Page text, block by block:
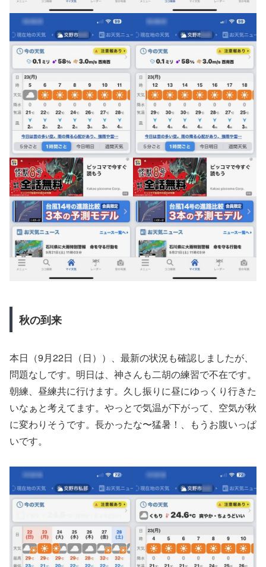
秋の到来
本日（9月22日（日））、最新の状況も確認しましたが、
問題なしです。明日は、神さんも二胡の練習で不在です。
朝練、昼練共に行けます。久し振りに昼にゆっくり行きた
いなぁと考えてます。やっとで気温が下がって、空気が秋
に変わりそうです。長かったな〜猛暑！、もうお腹いっぱ
いです。